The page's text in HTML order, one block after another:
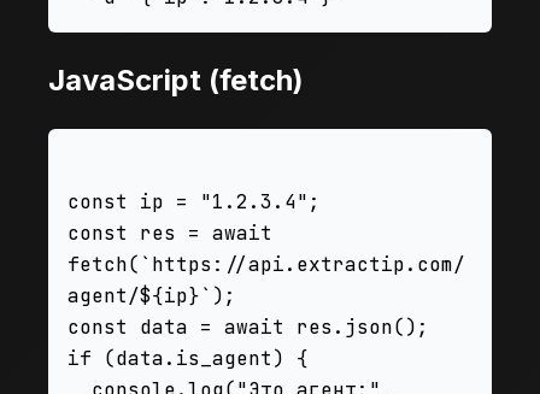
JavaScript (fetch)
const ip = "1.2.3.4";
const res = await
fetch(`https://api.extractip.com/
agent/${ip}`);
const data = await res.json();
if (data.is_agent) {